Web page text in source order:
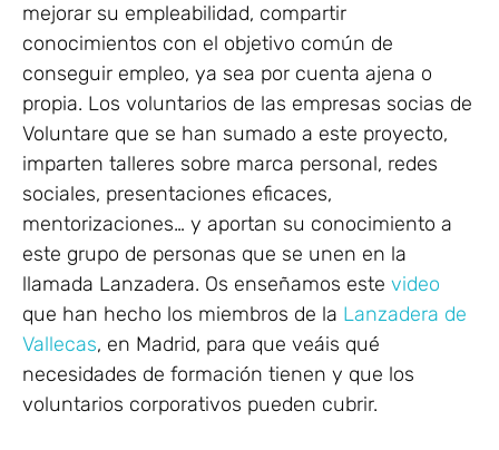
mejorar su empleabilidad, compartir
conocimientos con el objetivo común de
conseguir empleo, ya sea por cuenta ajena o
propia. Los voluntarios de las empresas socias de
Voluntare que se han sumado a este proyecto,
imparten talleres sobre marca personal, redes
sociales, presentaciones eficaces,
mentorizaciones… y aportan su conocimiento a
este grupo de personas que se unen en la
llamada Lanzadera. Os enseñamos este video
que han hecho los miembros de la Lanzadera de
Vallecas, en Madrid, para que veáis qué
necesidades de formación tienen y que los
voluntarios corporativos pueden cubrir.